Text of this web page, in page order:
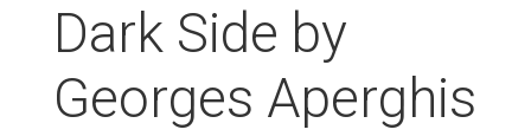
Dark Side by
Georges Aperghis